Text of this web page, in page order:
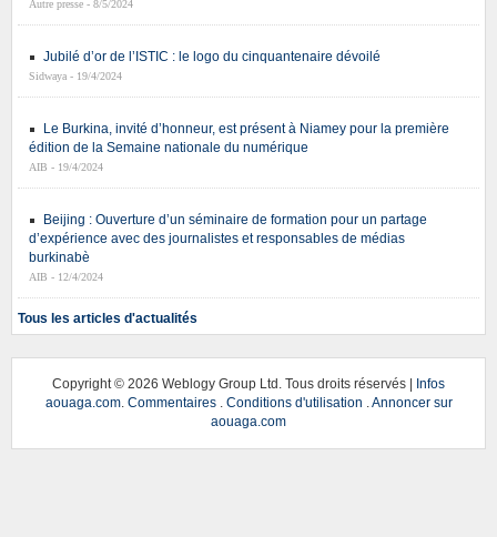
Autre presse - 8/5/2024
Jubilé d’or de l’ISTIC : le logo du cinquantenaire dévoilé
Sidwaya - 19/4/2024
Le Burkina, invité d’honneur, est présent à Niamey pour la première
édition de la Semaine nationale du numérique
AIB - 19/4/2024
Beijing : Ouverture d’un séminaire de formation pour un partage
d’expérience avec des journalistes et responsables de médias
burkinabè
AIB - 12/4/2024
Tous les articles d'actualités
Copyright © 2026 Weblogy Group Ltd. Tous droits réservés | Infos
aouaga.com. Commentaires. Conditions d'utilisation
Annoncer sur
aouaga.com